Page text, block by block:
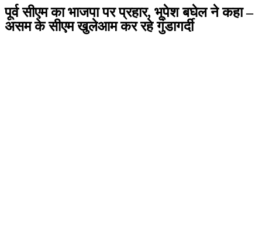
पूर्व सीएम का भाजपा पर प्रहार, भूपेश बघेल ने कहा –
असम के सीएम खुलेआम कर रहे गुंडागर्दी